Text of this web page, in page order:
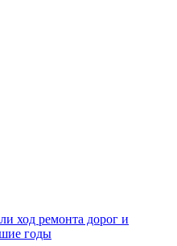
ход ремонта дорог и
годы